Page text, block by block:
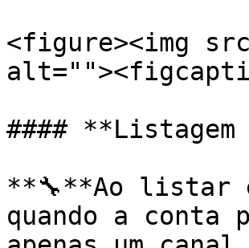
<figure><img
####
**🔧**Ao listar
quando a conta